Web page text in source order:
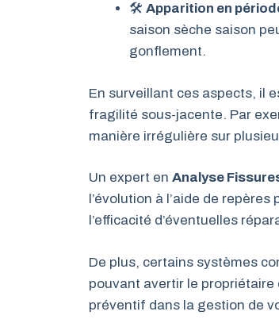
🛠 Apparition en
saison sèche saison
gonflement.
En surveillant ces aspects, il
fragilité sous-jacente. Par
manière irrégulière sur
Un expert en Analyse
l’évolution à l’aide de
l’efficacité d’éventuelles
De plus, certains systèmes
pouvant avertir le
préventif dans la gestion de